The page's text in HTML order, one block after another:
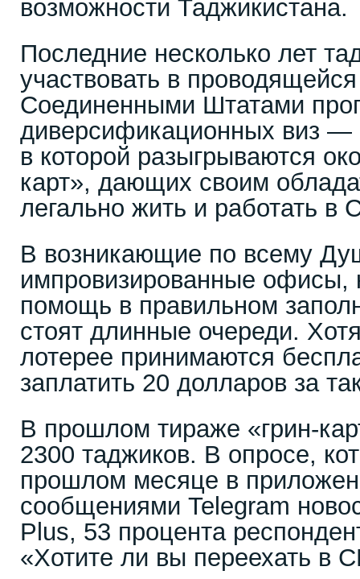
возможности Таджикистана.
Последние несколько лет
участвовать в
Соединенными Штатами
диверсификационных виз —
в которой разыгрываются
карт», дающих своим
легально жить и работать в
В возникающие по всему
импровизированные офисы,
помощь в правильном
стоят длинные очереди.
лотерее принимаются
заплатить 20 долларов за
В прошлом тираже «грин-
2300 таджиков. В опросе,
прошлом месяце в
сообщениями Telegram
Plus, 53 процента
«Хотите ли вы переехать в